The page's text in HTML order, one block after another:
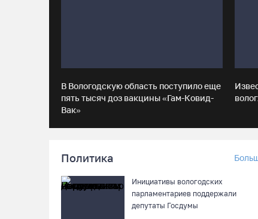
В Вологодскую область поступило еще
пять тысяч доз вакцины «Гам-Ковид-
Вак»
Политика
Инициативы вологодских
парламентариев поддержали
депутаты Госдумы